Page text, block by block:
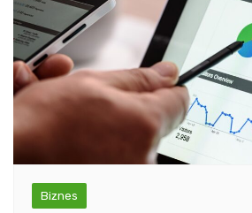
Biznes